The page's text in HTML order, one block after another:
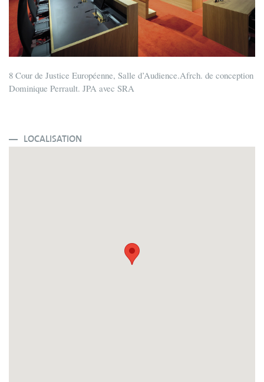
8 Cour de Justice Européenne, Salle d’Audience.Afrch. de conception
Dominique Perrault. JPA avec SRA
LOCALISATION